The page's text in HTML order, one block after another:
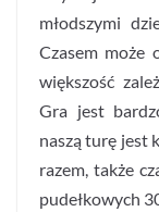
młodszymi
Czasem może
większość
Gra jest
naszą turę jest
razem, także
pudełkowych